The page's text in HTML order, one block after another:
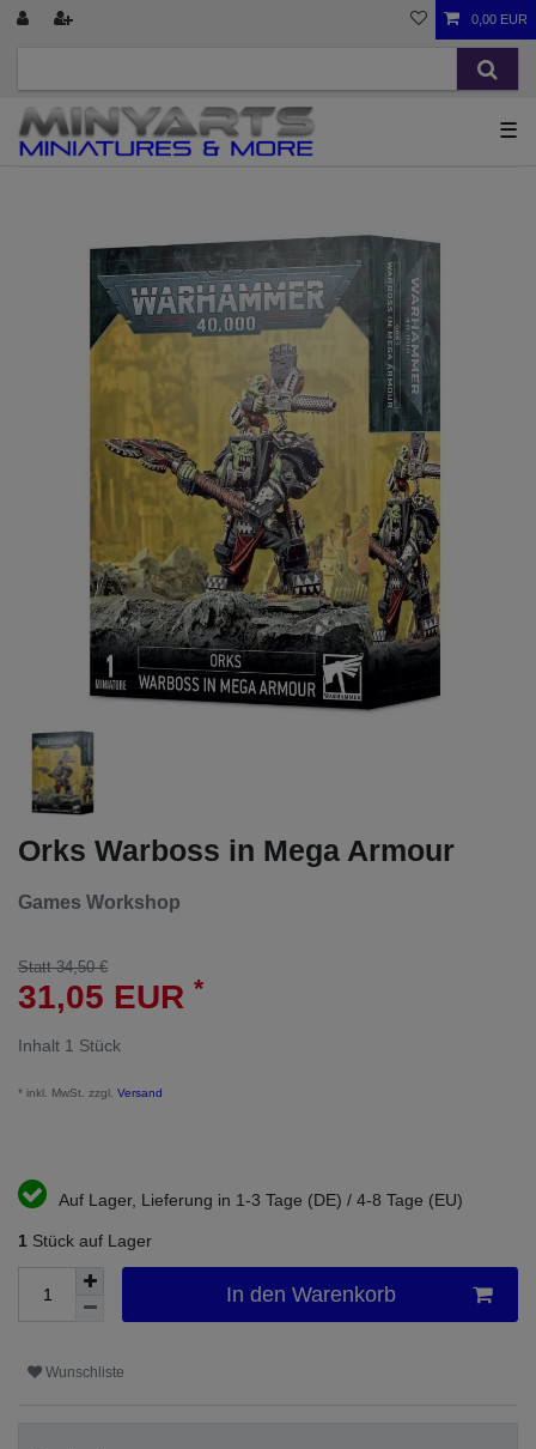
0,00 EUR
☰
Orks Warboss in Mega Armour
Games Workshop
Statt 34,50 €
31,05 EUR *
Inhalt 1 Stück
* inkl. MwSt. zzgl. Versand
Auf Lager, Lieferung in 1-3 Tage (DE) / 4-8 Tage (EU)
1 Stück auf Lager
In den Warenkorb
Wunschliste